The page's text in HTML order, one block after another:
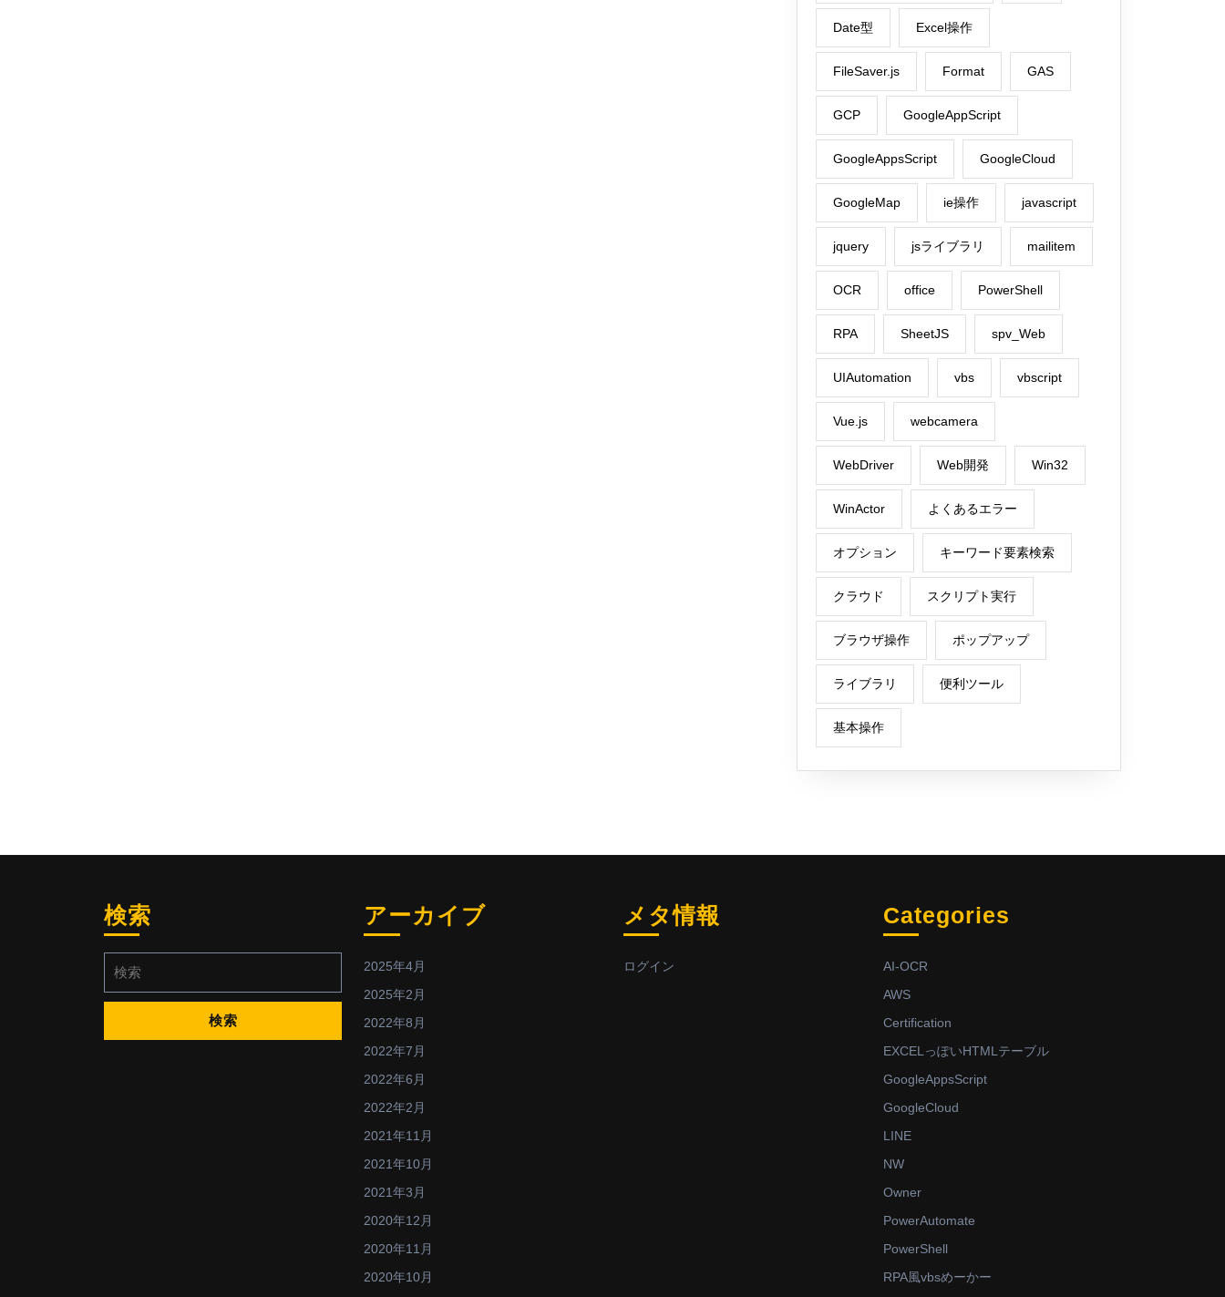
Date型 Excel操作
FileSaver.js Format GAS
GCP GoogleAppScript
GoogleAppsScript GoogleCloud
GoogleMap ie操作 javascript
jquery jsライブラリ mailitem
OCR office PowerShell
RPA SheetJS spv_Web
UIAutomation vbs vbscript
Vue.js webcamera
WebDriver Web開発 Win32
WinActor よくあるエラー
オプション キーワード要素検索
クラウド スクリプト実行
ブラウザ操作 ポップアップ
ライブラリ 便利ツール
基本操作
検索
索:
アーカイブ
2025年4月
2025年2月
2022年8月
2022年7月
2022年6月
2022年2月
2021年11月
2021年10月
2021年3月
2020年12月
2020年11月
2020年10月
メタ情報
ログイン
Categories
AI-OCR
AWS
Certification
EXCELっぽいHTMLテーブル
GoogleAppsScript
GoogleCloud
LINE
NW
Owner
PowerAutomate
PowerShell
RPA風vbsめーかー